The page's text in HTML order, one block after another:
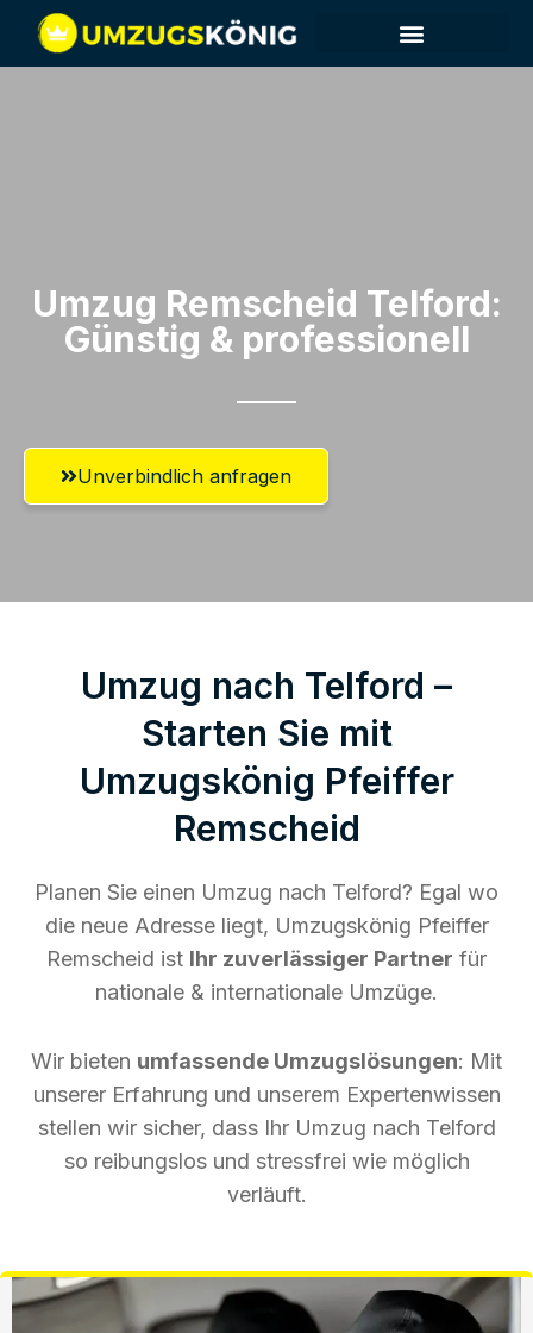
Umzug Remscheid​ Telford:
Günstig & professionell​
Unverbindlich anfragen
Umzug nach Telford –
Starten Sie mit
Umzugskönig Pfeiffer
Remscheid
Planen Sie einen Umzug nach Telford? Egal wo
die neue Adresse liegt, Umzugskönig Pfeiffer
Remscheid ist Ihr zuverlässiger Partner für
nationale & internationale Umzüge.
Wir bieten umfassende Umzugslösungen: Mit
unserer Erfahrung und unserem Expertenwissen
stellen wir sicher, dass Ihr Umzug nach Telford
so reibungslos und stressfrei wie möglich
verläuft.